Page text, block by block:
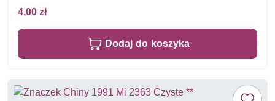
4,00 zł
Dodaj do koszyka